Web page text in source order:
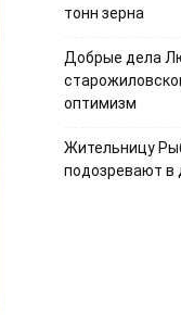
тонн зерна
Добрые дела
оптимизм
Жительницу
подозревают в